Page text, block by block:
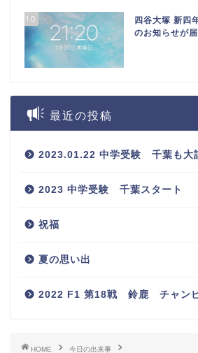
10
四谷大塚 新四
のお知らせが
最近の投稿
2023.01.22 中学受験 千葉も大
2023 中学受験 千葉スタート
祝福
夏の思い出
2022 F1 第18戦 鈴鹿 チャン
HOME
今日の出来事